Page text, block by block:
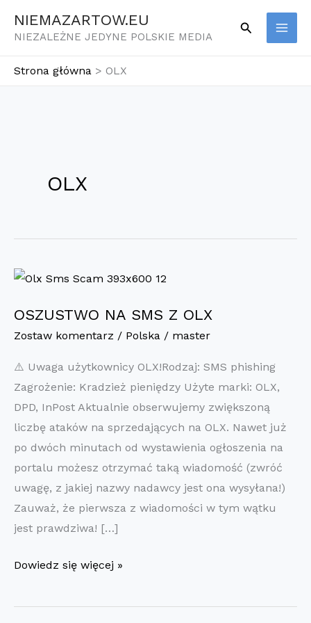
NIEMAZARTOW.EU
NIEZALEŻNE JEDYNE POLSKIE MEDIA
Szukaj
Strona główna OLX
OLX
OSZUSTWO NA SMS Z OLX
Zostaw komentarz / Polska / master
⚠️ Uwaga użytkownicy OLX!Rodzaj: SMS phishing
Zagrożenie: Kradzież pieniędzy Użyte marki: OLX,
DPD, InPost Aktualnie obserwujemy zwiększoną
liczbę ataków na sprzedających na OLX. Nawet już
po dwóch minutach od wystawienia ogłoszenia na
portalu możesz otrzymać taką wiadomość (zwróć
uwagę, z jakiej nazwy nadawcy jest ona wysyłana!)
Zauważ, że pierwsza z wiadomości w tym wątku
jest prawdziwa! […]
OSZUSTWO
SMS
Dowiedz się więcej »